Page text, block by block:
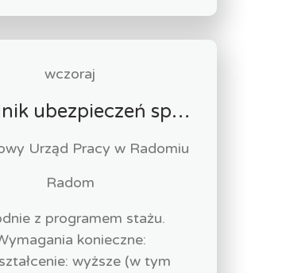
wczoraj
Urzędnik ubezpieczeń społecznych-stażysta (k/m)
Urząd Pracy w Radomiu
Radom
z programem stażu.
konieczne:
wyższe (w tym